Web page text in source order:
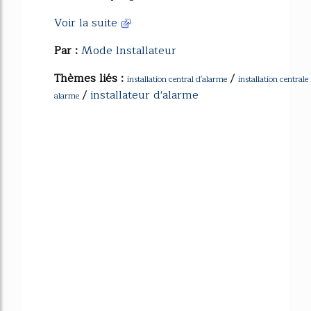
Voir la suite
Par :Mode lnstallateur
Thèmes liés : installation central d'alarme / installation centrale
alarme /installateur d'alarme